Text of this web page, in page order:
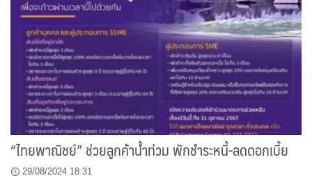
“ไทยพาณิชย์” ช่วยลูกค้าน้ำท่วม พักชำระหนี้-ลดดอกเบี้ย
29/08/2024 18:31